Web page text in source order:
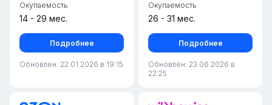
Окупаемость
14 - 29 мес.
Подробнее
Обновлен: 22.01.2026 в 19:15
Окупаемость
26 - 31 мес.
Подробнее
Обновлен: 23.06.2026 в
22:25